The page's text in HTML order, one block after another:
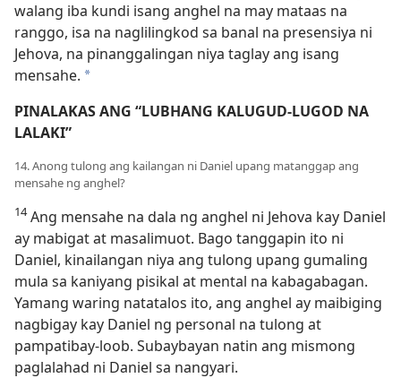
walang iba kundi isang anghel na may mataas na
ranggo, isa na naglilingkod sa banal na presensiya ni
Jehova, na pinanggalingan niya taglay ang isang
mensahe. a
PINALAKAS ANG “LUBHANG KALUGUD-LUGOD NA
LALAKI”
14. Anong tulong ang kailangan ni Daniel upang matanggap ang
mensahe ng anghel?
14Ang mensahe na dala ng anghel ni Jehova kay Daniel
ay mabigat at masalimuot. Bago tanggapin ito ni
Daniel, kinailangan niya ang tulong upang gumaling
mula sa kaniyang pisikal at mental na kabagabagan.
Yamang waring natatalos ito, ang anghel ay maibiging
nagbigay kay Daniel ng personal na tulong at
pampatibay-loob. Subaybayan natin ang mismong
paglalahad ni Daniel sa nangyari.